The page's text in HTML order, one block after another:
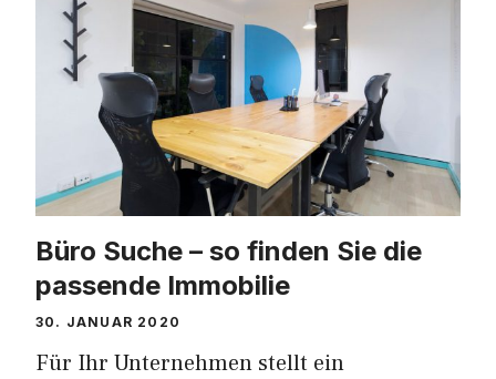
Büro Suche – so finden Sie die
passende Immobilie
30. JANUAR 2020
Für Ihr Unternehmen stellt ein